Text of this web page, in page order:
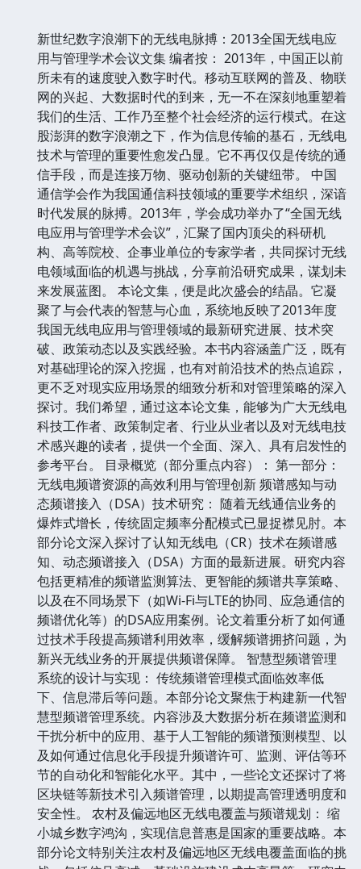
新世纪数字浪潮下的无线电脉搏：2013全国无线电应
用与管理学术会议文集 编者按： 2013年，中国正以前
所未有的速度驶入数字时代。移动互联网的普及、物联
网的兴起、大数据时代的到来，无一不在深刻地重塑着
我们的生活、工作乃至整个社会经济的运行模式。在这
股澎湃的数字浪潮之下，作为信息传输的基石，无线电
技术与管理的重要性愈发凸显。它不再仅仅是传统的通
信手段，而是连接万物、驱动创新的关键纽带。 中国
通信学会作为我国通信科技领域的重要学术组织，深谙
时代发展的脉搏。2013年，学会成功举办了“全国无线
电应用与管理学术会议”，汇聚了国内顶尖的科研机
构、高等院校、企事业单位的专家学者，共同探讨无线
电领域面临的机遇与挑战，分享前沿研究成果，谋划未
来发展蓝图。 本论文集，便是此次盛会的结晶。它凝
聚了与会代表的智慧与心血，系统地反映了2013年度
我国无线电应用与管理领域的最新研究进展、技术突
破、政策动态以及实践经验。本书内容涵盖广泛，既有
对基础理论的深入挖掘，也有对前沿技术的热点追踪，
更不乏对现实应用场景的细致分析和对管理策略的深入
探讨。我们希望，通过这本论文集，能够为广大无线电
科技工作者、政策制定者、行业从业者以及对无线电技
术感兴趣的读者，提供一个全面、深入、具有启发性的
参考平台。 目录概览（部分重点内容）： 第一部分：
无线电频谱资源的高效利用与管理创新 频谱感知与动
态频谱接入（DSA）技术研究： 随着无线通信业务的
爆炸式增长，传统固定频率分配模式已显捉襟见肘。本
部分论文深入探讨了认知无线电（CR）技术在频谱感
知、动态频谱接入（DSA）方面的最新进展。研究内容
包括更精准的频谱监测算法、更智能的频谱共享策略、
以及在不同场景下（如Wi-Fi与LTE的协同、应急通信的
频谱优化等）的DSA应用案例。论文着重分析了如何通
过技术手段提高频谱利用效率，缓解频谱拥挤问题，为
新兴无线业务的开展提供频谱保障。 智慧型频谱管理
系统的设计与实现： 传统频谱管理模式面临效率低
下、信息滞后等问题。本部分论文聚焦于构建新一代智
慧型频谱管理系统。内容涉及大数据分析在频谱监测和
干扰分析中的应用、基于人工智能的频谱预测模型、以
及如何通过信息化手段提升频谱许可、监测、评估等环
节的自动化和智能化水平。其中，一些论文还探讨了将
区块链等新技术引入频谱管理，以期提高管理透明度和
安全性。 农村及偏远地区无线电覆盖与频谱规划： 缩
小城乡数字鸿沟，实现信息普惠是国家的重要战略。本
部分论文特别关注农村及偏远地区无线电覆盖面临的挑